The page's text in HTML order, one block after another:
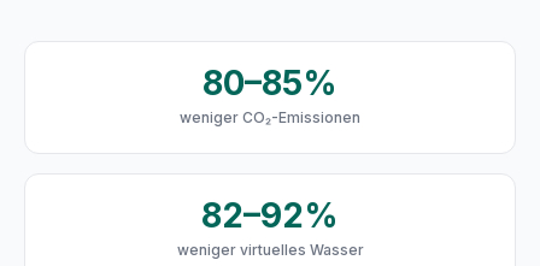
80–85%
weniger CO₂-Emissionen
82–92%
weniger virtuelles Wasser